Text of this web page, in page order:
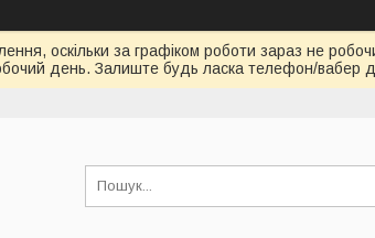
оскільки за графіком роботи зараз не
день. Залиште будь ласка телефон/вабер